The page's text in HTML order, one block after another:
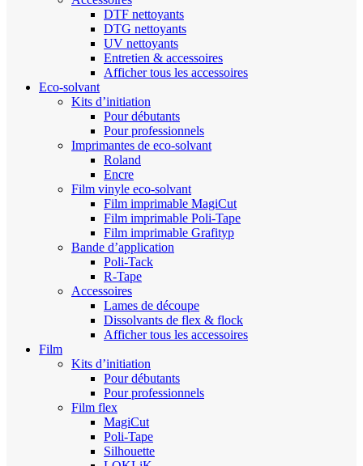
DTF nettoyants
DTG nettoyants
UV nettoyants
Entretien & accessoires
Afficher tous les accessoires
Eco-solvant
Kits d’initiation
Pour débutants
Pour professionnels
Imprimantes de eco-solvant
Roland
Encre
Film vinyle eco-solvant
Film imprimable MagiCut
Film imprimable Poli-Tape
Film imprimable Grafityp
Bande d’application
Poli-Tack
R-Tape
Accessoires
Lames de découpe
Dissolvants de flex & flock
Afficher tous les accessoires
Film
Kits d’initiation
Pour débutants
Pour professionnels
Film flex
MagiCut
Poli-Tape
Silhouette